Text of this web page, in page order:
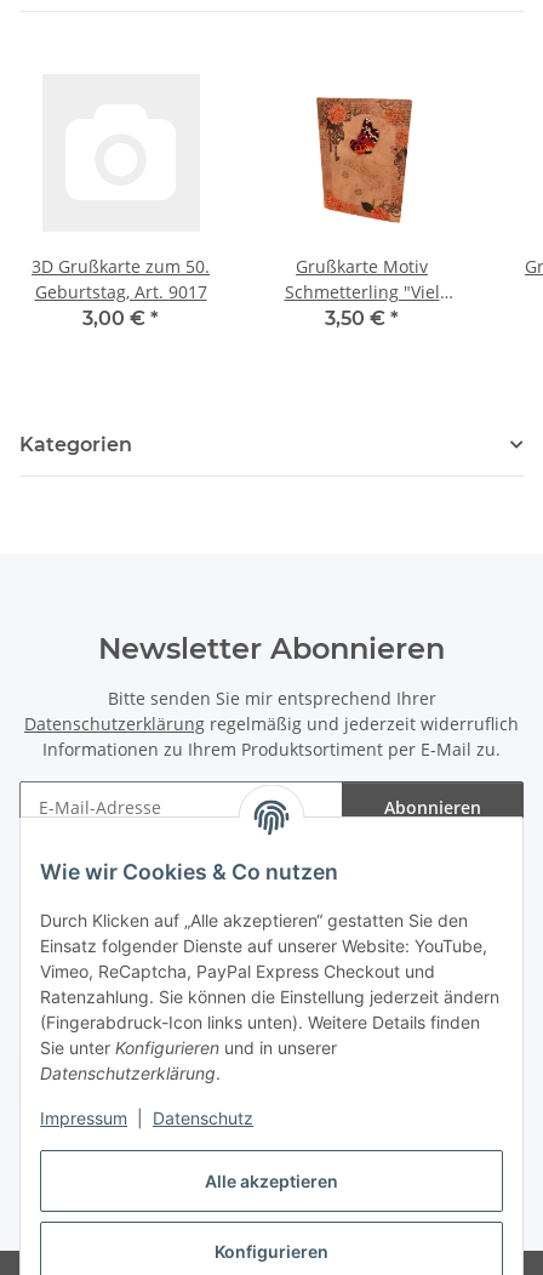
Alle akzeptieren
Konfigurieren
Wie wir Cookies & Co nutzen
Durch Klicken auf „Alle akzeptieren“ gestatten Sie den
Einsatz folgender Dienste auf unserer Website: YouTube,
Vimeo, ReCaptcha, PayPal Express Checkout und
Ratenzahlung. Sie können die Einstellung jederzeit ändern
(Fingerabdruck-Icon links unten). Weitere Details finden
Sie unter Konfigurieren und in unserer
Datenschutzerklärung.
Impressum Datenschutz
3D Grußkarte zum 50.
Geburtstag, Art. 9017
3,00 € *
Grußkarte Motiv
Schmetterling "Viel
Glück"
3,50 € *
Kategorien
Newsletter Abonnieren
Bitte senden Sie mir entsprechend Ihrer
Datenschutzerklärung regelmäßig und jederzeit widerruflich
Informationen zu Ihrem Produktsortiment per E-Mail zu.
Abonnieren
Gesetzliche Informationen
Vertrag widerrufen
* Gemäß §19 UStG wird keine Umsatzsteuer berechnet, zzgl.Versand